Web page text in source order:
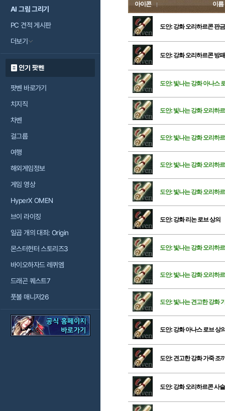
AI 그림 그리기
PC 견적 게시판
더보기
인기 팟벤
팟벤 바로가기
치지직
차벤
걸그룹
여행
해외게임정보
게임 영상
HyperX OMEN
브이 라이징
일곱 개의 대죄: Origin
몬스터헌터 스토리즈3
바이오하자드 레퀴엠
드래곤 퀘스트7
풋볼 매니저26
아이콘 이름
도안: 강화 오리하르콘 판
도안: 강화 오리하르콘 방패
도안: 빛나는 강화 아나스
도안: 빛나는 강화 오리하
도안: 빛나는 강화 오리하
도안: 빛나는 강화 오리하
도안: 빛나는 강화 오리하
도안: 강화 리논 로브 상의
도안: 빛나는 강화 오리하
도안: 빛나는 강화 오리하
도안: 빛나는 견고한 강화
도안: 강화 아나스 로브 상
도안: 견고한 강화 가죽 조
도안: 강화 오리하르콘 사